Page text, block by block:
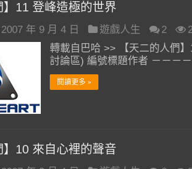
】11 登峰造極的世界
2007 年 9 月 4 日 遊戲人生 2
轉載自巴哈 >> 【天二的人們
討論區) 編號標題作者 －－－
閱讀更多 »
】10 來自心裡的聲音